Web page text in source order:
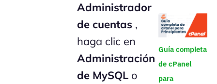
Administrador
de cuentas ,
haga clic en
Administración
de MySQL o
Guía completa
de cPanel
para